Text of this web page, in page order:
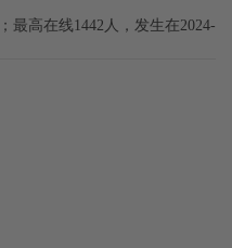
最高在线1442人，发生在2024-